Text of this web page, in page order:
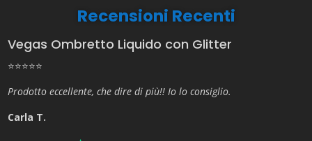
Recensioni Recenti
Vegas Ombretto Liquido con Glitter
⭐⭐⭐⭐⭐
Prodotto eccellente, che dire di più!! Io lo consiglio.
Carla T.